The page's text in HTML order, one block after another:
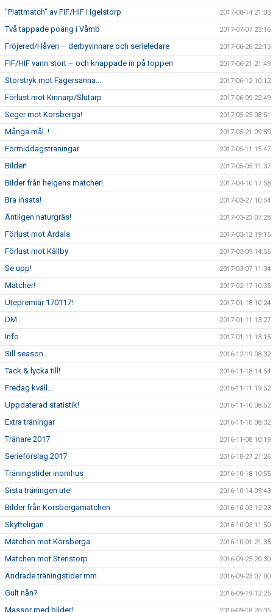
"Plattmatch" av FIF/HIF i Igelstorp 2017-08-14 21:33
Två tappade poäng i Våmb 2017-07-07 23:16
Fröjered/Håven – derbyvinnare och serieledare 2017-06-26 22:13
FIF/HIF vann stort – och knappade in på toppen 2017-06-21 21:49
Storstryk mot Fagersanna... 2017-06-12 10:12
Förlust mot Kinnarp/Slutarp 2017-06-09 22:49
Seger mot Korsberga! 2017-05-25 08:51
Många mål..! 2017-05-21 09:59
Förmiddagsträningar 2017-05-11 15:47
Bilder! 2017-05-05 11:37
Bilder från helgens matcher! 2017-04-10 17:58
Bra insats! 2017-03-27 10:54
Äntligen naturgräs! 2017-03-23 07:28
Förlust mot Ardala 2017-03-12 19:15
Förlust mot Källby 2017-03-09 14:55
Se upp! 2017-03-07 11:34
Matcher! 2017-02-17 10:35
Utepremiär 170117! 2017-01-18 10:24
DM.. 2017-01-11 13:27
Info 2017-01-11 13:15
Sill season... 2016-12-19 08:32
Tack & lycka till! 2016-11-18 14:54
Fredag kväll... 2016-11-11 19:52
Uppdaterad statistik! 2016-11-10 08:52
Extra träningar 2016-11-10 08:32
Tränare 2017 2016-11-08 10:19
Serieförslag 2017 2016-10-27 21:26
Träningstider inomhus 2016-10-18 10:55
Sista träningen ute! 2016-10-14 09:43
Bilder från Korsbergamatchen 2016-10-03 12:23
Skytteligan 2016-10-03 11:50
Matchen mot Korsberga 2016-10-01 21:35
Matchen mot Stenstorp 2016-09-25 20:30
Ändrade träningstider mm 2016-09-23 07:00
Gult nån? 2016-09-19 12:25
Massor med bilder!